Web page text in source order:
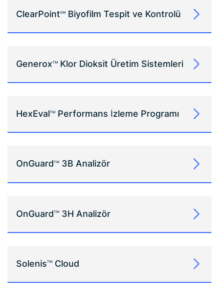
ClearPointSM Biyofilm Tespit ve Kontrolü
GeneroxTM Klor Dioksit Üretim Sistemleri
HexEvalTM Performans İzleme Programı
OnGuardTM 3B Analizör
OnGuardTM 3H Analizör
SolenisTM Cloud